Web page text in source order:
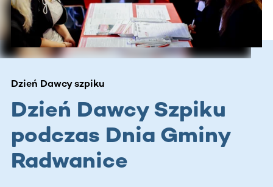
Dzień Dawcy szpiku
Dzień Dawcy Szpiku
podczas Dnia Gminy
Radwanice